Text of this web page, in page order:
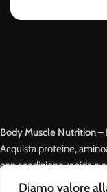
Diamo valore
✅ Prezzi competitivi
✅ Spedizione rapida
✅ Pagamenti sicuri e
Body Muscle Nutrition
Acquista proteine,
con spedizione rapida e
attivo 24/7 e punto